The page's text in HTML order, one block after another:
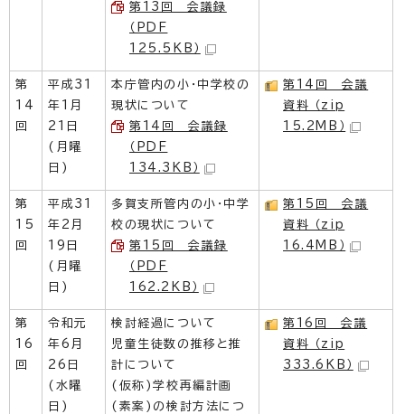
第13回 会議録
（PDF
125.5KB）
第
14
回
平成31
年1月
21日
(月曜
日)
本庁管内の小・中学校の
現状について
第14回 会議録
（PDF
134.3KB）
第14回 会議
資料 （zip
15.2MB）
第
15
回
平成31
年2月
19日
(月曜
日)
多賀支所管内の小・中学
校の現状について
第15回 会議録
（PDF
162.2KB）
第15回 会議
資料 （zip
16.4MB）
第
16
回
令和元
年6月
26日
(水曜
日)
検討経過について
児童生徒数の推移と推
計について
(仮称)学校再編計画
(素案)の検討方法につ
第16回 会議
資料 （zip
333.6KB）